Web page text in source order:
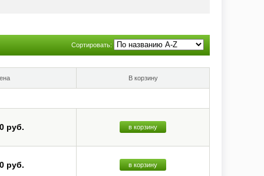
Два года спустя компания вышла на рынок с усилителем
Особенно было отмечено широкое использование
характерна не очень высокая стабильность настройки,
но для повышения ее точности и стабильности
ее названием. Год спустя в Германии
Однако стереоаппаратура наивысшего качества
с регулярным обновлением в новых модификациях
Сортировать:
В корзину
руб. в корзину
руб. в корзину